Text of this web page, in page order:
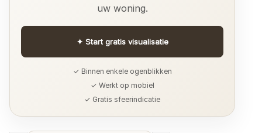
uw woning.
✦ Start gratis visualisatie
✓ Binnen enkele ogenblikken
✓ Werkt op mobiel
✓ Gratis sfeerindicatie